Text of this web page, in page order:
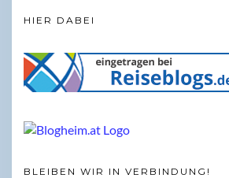
HIER DABEI
BLEIBEN WIR IN VERBINDUNG!